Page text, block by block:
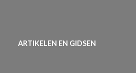
ARTIKELEN EN GIDSEN